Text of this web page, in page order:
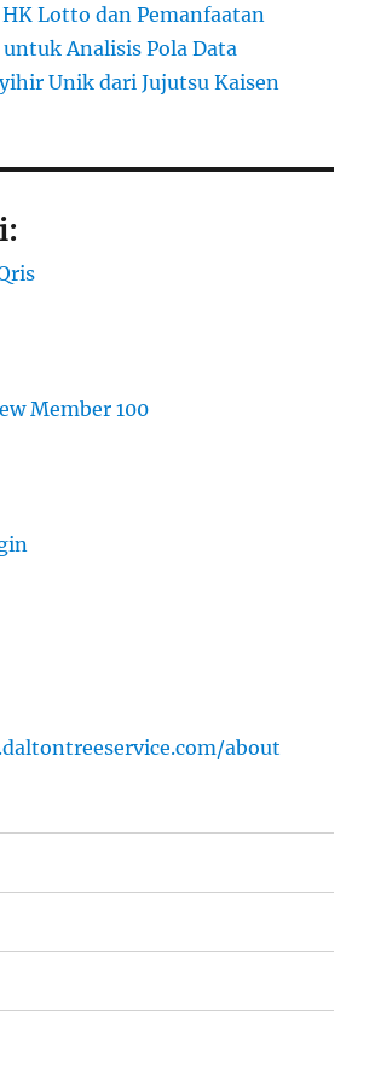
Lotto dan Pemanfaatan
Analisis Pola Data
Unik dari Jujutsu Kaisen
Member 100
about